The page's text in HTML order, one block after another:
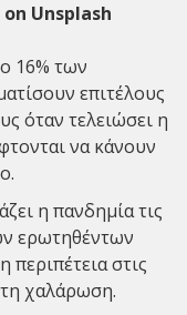
Unsplash
16% των
επιτέλους
όταν τελειώσει η
να κάνουν
η πανδημία τις
ερωτηθέντων
στις
χαλάρωση.